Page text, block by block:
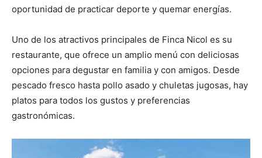
oportunidad de practicar deporte y quemar energías.
Uno de los atractivos principales de Finca Nicol es su
restaurante, que ofrece un amplio menú con deliciosas
opciones para degustar en familia y con amigos. Desde
pescado fresco hasta pollo asado y chuletas jugosas, hay
platos para todos los gustos y preferencias
gastronómicas.